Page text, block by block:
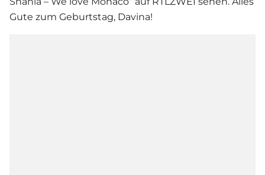
Gute zum Geburtstag, Davina!